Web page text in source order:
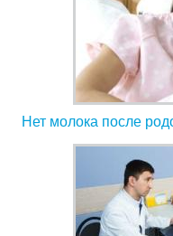
Нет молока после